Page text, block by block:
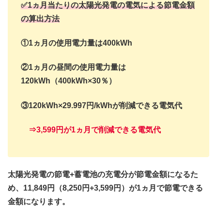
✅1ヵ月当たりの太陽光発電の電気による節電金額
の算出方法
①1ヵ月の使用電力量は400kWh
②1ヵ月の昼間の使用電力量は
120kWh（400kWh×30％）
③120kWh×29.997円/kWhが削減できる電気代
⇒3,599円が1ヵ月で削減できる電気代
太陽光発電の節電+蓄電池の充電分が節電金額になるた
め、11,849円（8,250円+3,599円）が1ヵ月で節電できる
金額になります。